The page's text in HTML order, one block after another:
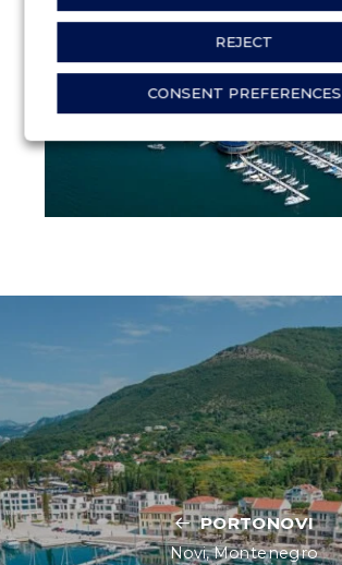
PORTONOVI
Novi, Montenegro
REJECT
CONSENT PREFERENCES